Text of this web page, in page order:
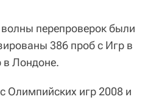
волны перепроверок были
386 проб с Игр в
в Лондоне.
Олимпийских игр 2008 и